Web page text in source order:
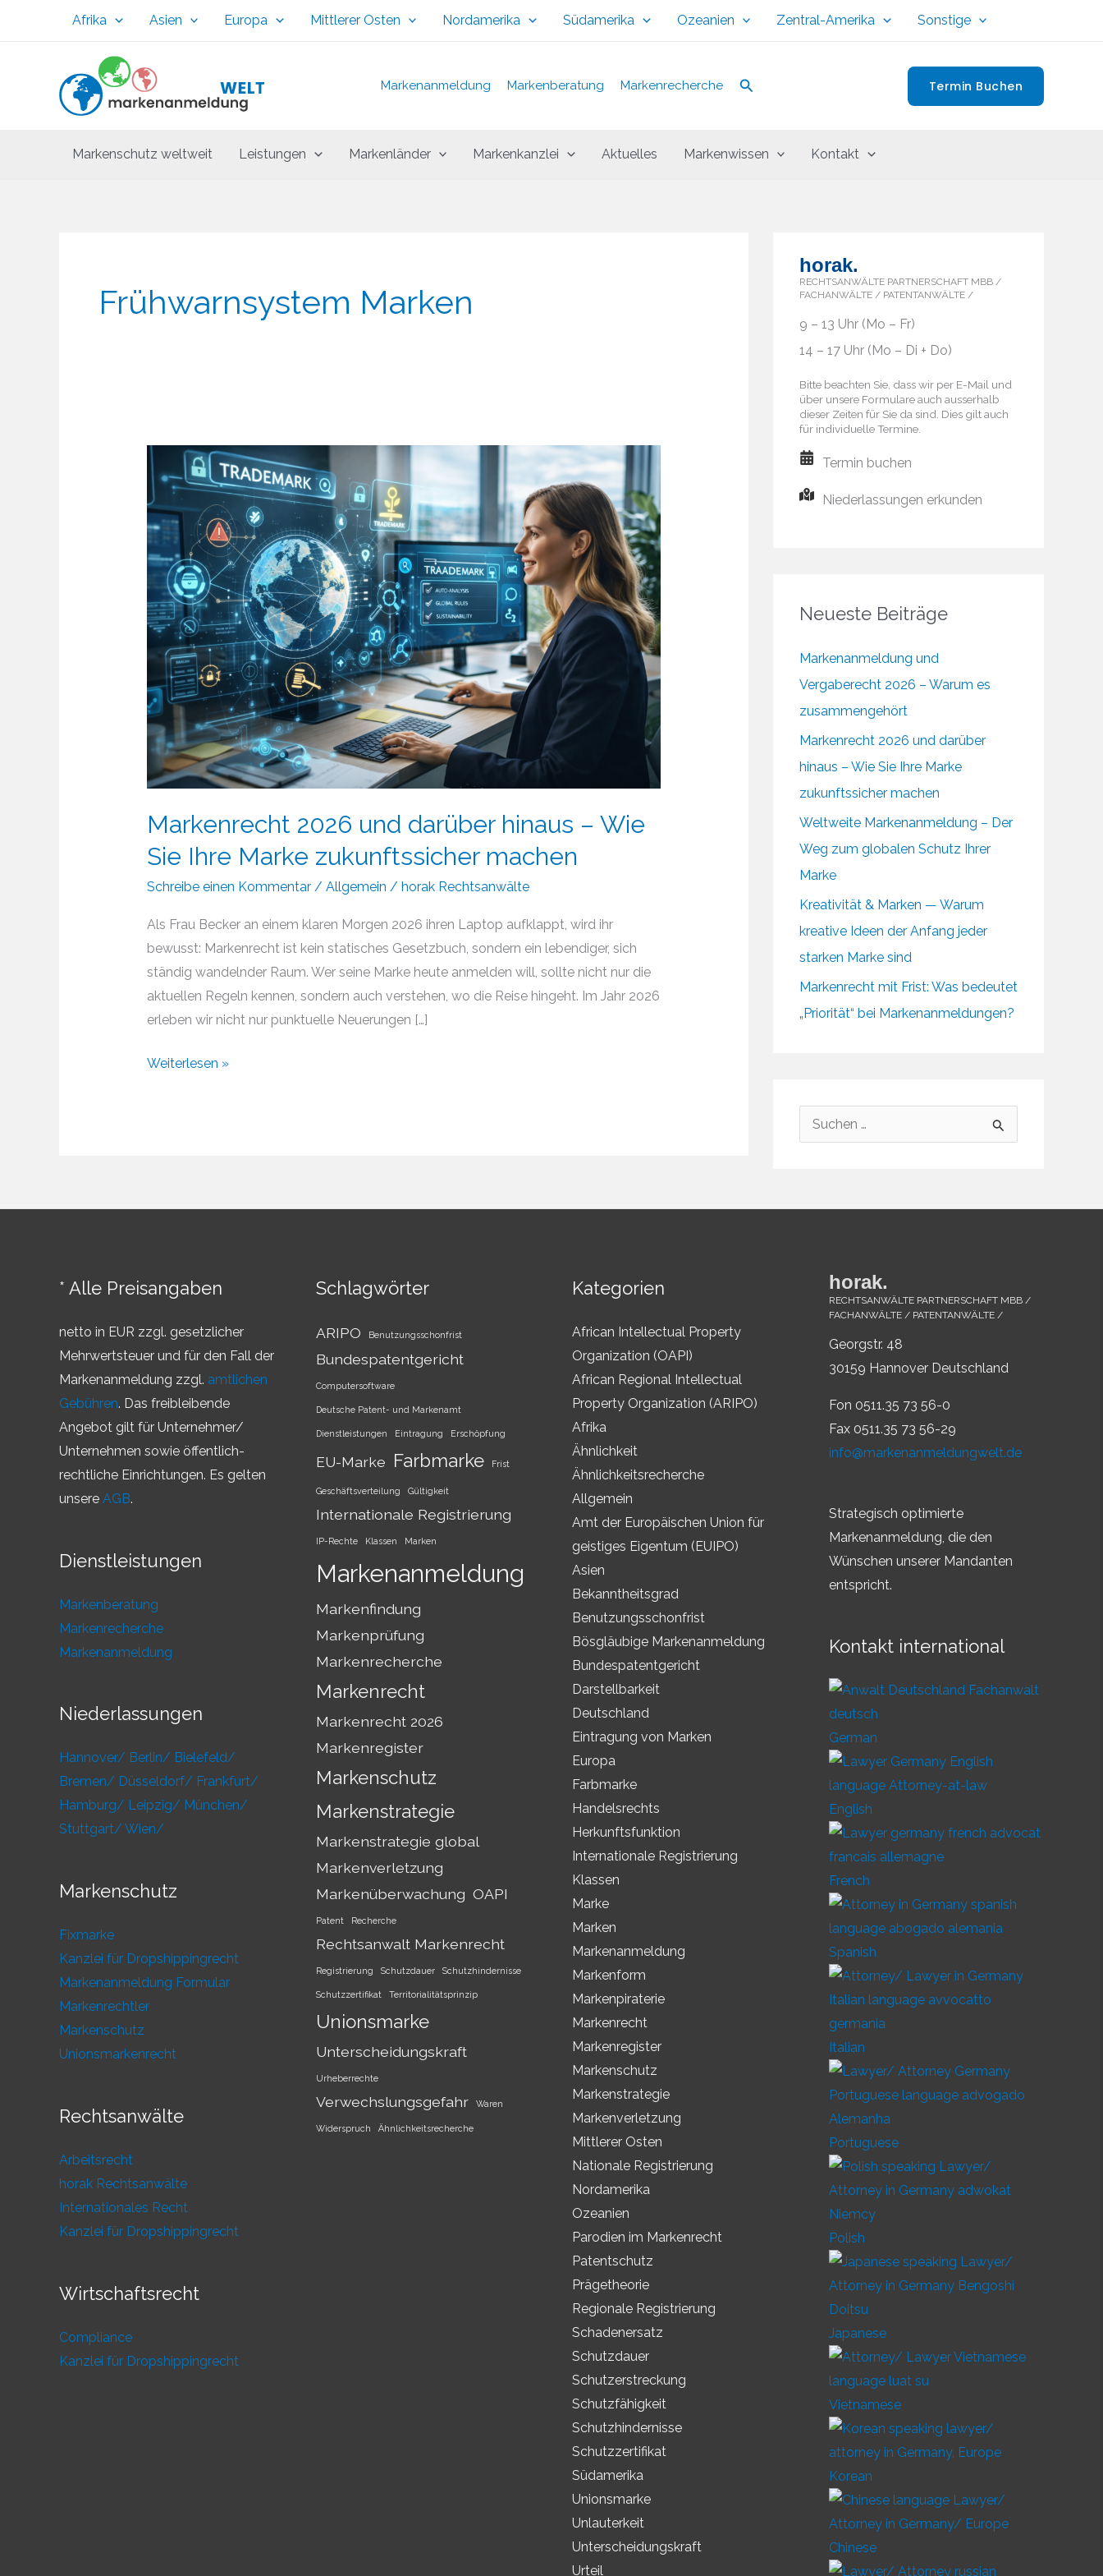
Afrika Asien Europa Mittlerer Osten Nordamerika Südamerika Ozeanien Zentral-Amerika Sonstige
Markenanmeldung Markenberatung Markenrecherche Suchen Termin Buchen
Markenschutz weltweit Leistungen Markenländer Markenkanzlei Aktuelles Markenwissen Kontakt
Frühwarnsystem Marken
Markenrecht 2026 und darüber hinaus – Wie
Sie Ihre Marke zukunftssicher machen
Schreibe einen Kommentar / Allgemein / horak Rechtsanwälte
Als Frau Becker an einem klaren Morgen 2026 ihren Laptop aufklappt, wird ihr
bewusst: Markenrecht ist kein statisches Gesetzbuch, sondern ein lebendiger, sich
ständig wandelnder Raum. Wer seine Marke heute anmelden will, sollte nicht nur die
aktuellen Regeln kennen, sondern auch verstehen, wo die Reise hingeht. Im Jahr 2026
erleben wir nicht nur punktuelle Neuerungen […]
Markenrecht
zukunftssicher
machen
Weiterlesen »
horak.
RECHTSANWÄLTE PARTNERSCHAFT MBB /
FACHANWÄLTE / PATENTANWÄLTE /
9 – 13 Uhr (Mo – Fr)
14 – 17 Uhr (Mo – Di + Do)
Bitte beachten Sie, dass wir per E-Mail und
über unsere Formulare auch ausserhalb
dieser Zeiten für Sie da sind. Dies gilt auch
für individuelle Termine.
Termin buchen
Niederlassungen erkunden
Neueste Beiträge
Markenanmeldung und
Vergaberecht 2026 – Warum es
zusammengehört
Markenrecht 2026 und darüber
hinaus – Wie Sie Ihre Marke
zukunftssicher machen
Weltweite Markenanmeldung – Der
Weg zum globalen Schutz Ihrer
Marke
Kreativität & Marken — Warum
kreative Ideen der Anfang jeder
starken Marke sind
Markenrecht mit Frist: Was bedeutet
„Priorität“ bei Markenanmeldungen?
u
* Alle Preisangaben
netto in EUR zzgl. gesetzlicher
Mehrwertsteuer und für den Fall der
Markenanmeldung zzgl. amtlichen
Gebühren. Das freibleibende
Angebot gilt für Unternehmer/
Unternehmen sowie öffentlich-
rechtliche Einrichtungen. Es gelten
unsere AGB.
Dienstleistungen
Markenberatung
Markenrecherche
Markenanmeldung
Niederlassungen
Hannover/ Berlin/ Bielefeld/
Bremen/ Düsseldorf/ Frankfurt/
Hamburg/ Leipzig/ München/
Stuttgart/ Wien/
Markenschutz
Fixmarke
Kanzlei für Dropshippingrecht
Markenanmeldung Formular
Markenrechtler
Markenschutz
Unionsmarkenrecht
Rechtsanwälte
Arbeitsrecht
horak Rechtsanwälte
Internationales Recht
Kanzlei für Dropshippingrecht
Wirtschaftsrecht
Compliance
Kanzlei für Dropshippingrecht
Schlagwörter
ARIPO Benutzungsschonfrist
Bundespatentgericht
Computersoftware
Deutsche Patent- und Markenamt
Dienstleistungen Eintragung Erschöpfung
EU-Marke Farbmarke Frist
Geschäftsverteilung Gültigkeit
Internationale Registrierung
IP-Rechte Klassen Marken
Markenanmeldung
Markenfindung
Markenprüfung
Markenrecherche
Markenrecht
Markenrecht 2026
Markenregister
Markenschutz
Markenstrategie
Markenstrategie global
Markenverletzung
Markenüberwachung OAPI
Patent Recherche
Rechtsanwalt Markenrecht
Registrierung Schutzdauer Schutzhindernisse
Schutzzertifikat Territorialitätsprinzip
Unionsmarke
Unterscheidungskraft
Urheberrechte
Verwechslungsgefahr Waren
Widerspruch Ähnlichkeitsrecherche
Kategorien
African Intellectual Property
Organization (OAPI)
African Regional Intellectual
Property Organization (ARIPO)
Afrika
Ähnlichkeit
Ähnlichkeitsrecherche
Allgemein
Amt der Europäischen Union für
geistiges Eigentum (EUIPO)
Asien
Bekanntheitsgrad
Benutzungsschonfrist
Bösgläubige Markenanmeldung
Bundespatentgericht
Darstellbarkeit
Deutschland
Eintragung von Marken
Europa
Farbmarke
Handelsrechts
Herkunftsfunktion
Internationale Registrierung
Klassen
Marke
Marken
Markenanmeldung
Markenform
Markenpiraterie
Markenrecht
Markenregister
Markenschutz
Markenstrategie
Markenverletzung
Mittlerer Osten
Nationale Registrierung
Nordamerika
Ozeanien
Parodien im Markenrecht
Patentschutz
Prägetheorie
Regionale Registrierung
Schadenersatz
Schutzdauer
Schutzerstreckung
Schutzfähigkeit
Schutzhindernisse
Schutzzertifikat
Südamerika
Unionsmarke
Unlauterkeit
Unterscheidungskraft
Urteil
horak.
RECHTSANWÄLTE PARTNERSCHAFT MBB /
FACHANWÄLTE / PATENTANWÄLTE /
Georgstr. 48
30159 Hannover Deutschland
Fon 0511.35 73 56-0
Fax 0511.35 73 56-29
info@markenanmeldungwelt.de
Strategisch optimierte
Markenanmeldung, die den
Wünschen unserer Mandanten
entspricht.
Kontakt international
German
English
French
Spanish
Italian
Portuguese
Polish
Japanese
Vietnamese
Korean
Chinese